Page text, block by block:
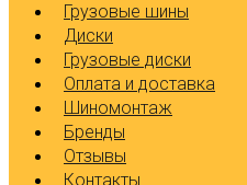
Грузовые шины
Диски
Грузовые диски
Оплата и доставка
Шиномонтаж
Бренды
Отзывы
Контакты